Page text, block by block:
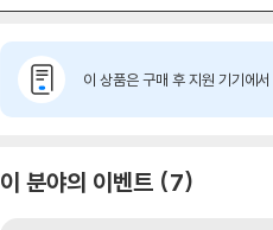
이 상품은 구매 후 지원 기기에서
이 분야의 이벤트 7